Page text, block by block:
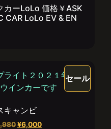
カーLoLo 価格￥ASK
CAR LoLo EV & EN
セール
キャンビ
¥6,000